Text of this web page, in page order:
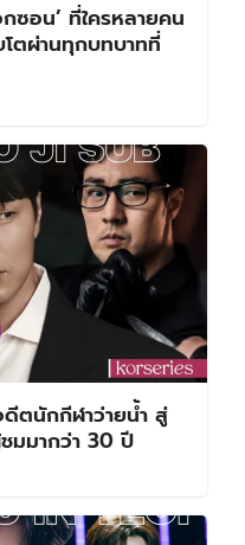
กซอน’ ที่ใครหลายคน
ตผ่านทุกบทบาทที่
ดีตนักกีฬาว่ายน้ำ สู่
มมากว่า 30 ปี